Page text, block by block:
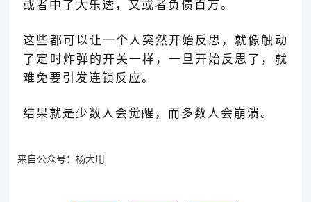
或者中了大乐透，又或者负债百万。
这些都可以让一个人突然开始反思，就像触动
了定时炸弹的开关一样，一旦开始反思了，就
难免要引发连锁反应。
结果就是少数人会觉醒，而多数人会崩溃。
来自公众号：杨大用